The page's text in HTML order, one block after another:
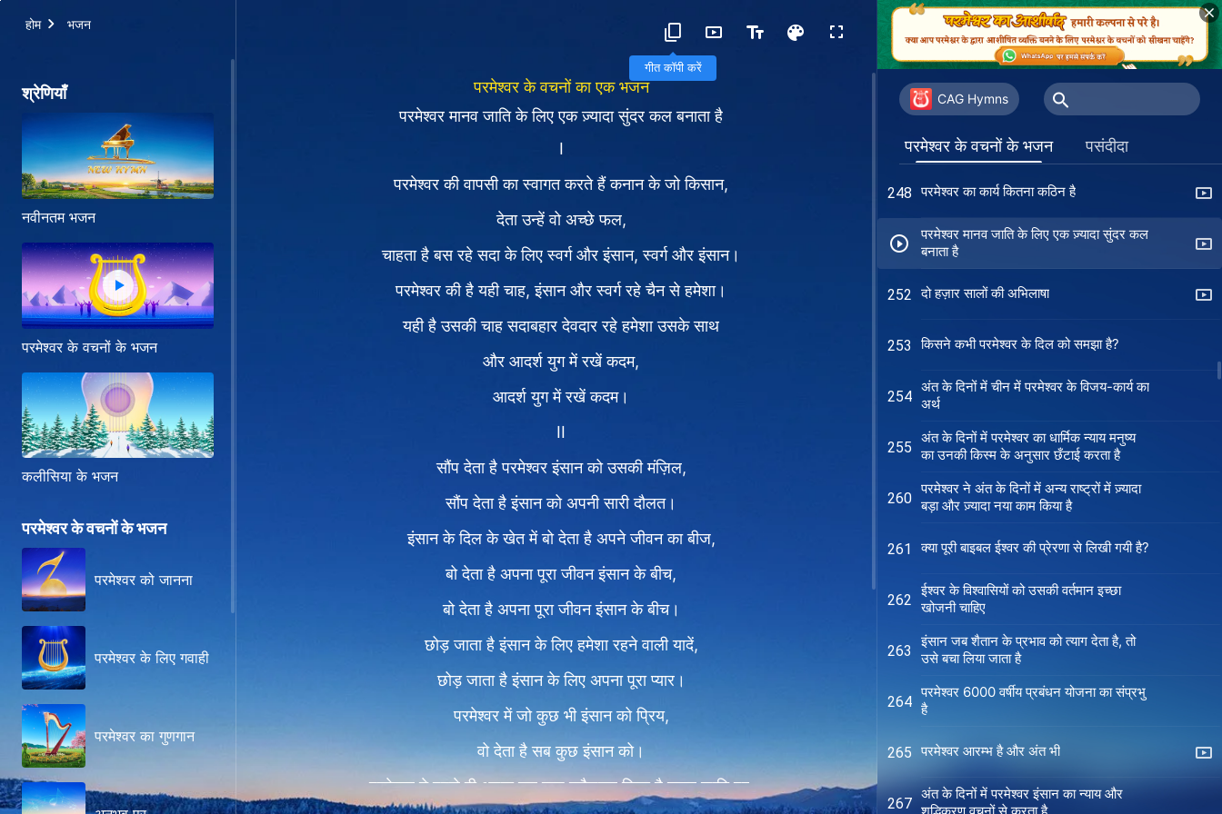
होम भजन
गीत कॉपी करें
श्रेणियाँ
नवीनतम भजन
परमेश्वर के वचनों के भजन
कलीसिया के भजन
परमेश्वर के वचनों के भजन
परमेश्वर को जानना
परमेश्वर के लिए गवाही
परमेश्वर का गुणगान
परमेश्वर के वचनों का एक भजन
परमेश्वर मानव जाति के लिए एक ज़्यादा सुंदर कल बनाता है
I
परमेश्वर की वापसी का स्वागत करते हैं कनान के जो किसान,
देता उन्हें वो अच्छे फल,
चाहता है बस रहे सदा के लिए स्वर्ग और इंसान, स्वर्ग और इंसान।
परमेश्वर की है यही चाह, इंसान और स्वर्ग रहे चैन से हमेशा।
यही है उसकी चाह सदाबहार देवदार रहे हमेशा उसके साथ
और आदर्श युग में रखें कदम,
आदर्श युग में रखें कदम।
II
सौंप देता है परमेश्वर इंसान को उसकी मंज़िल,
सौंप देता है इंसान को अपनी सारी दौलत।
इंसान के दिल के खेत में बो देता है अपने जीवन का बीज,
बो देता है अपना पूरा जीवन इंसान के बीच,
बो देता है अपना पूरा जीवन इंसान के बीच।
छोड़ जाता है इंसान के लिए हमेशा रहने वाली यादें,
छोड़ जाता है इंसान के लिए अपना पूरा प्यार।
परमेश्वर में जो कुछ भी इंसान को प्रिय,
वो देता है सब कुछ इंसान को।
परमेश्वर ने पहले ही अपना सब कुछ न्यौछावर किया है मानव जाति पर,
CAG Hymns
परमेश्वर के वचनों के भजन पसंदीदा
243
लोगों के इस समूह को पूरा करने का संकल्प लिया
है परमेश्वर ने
245 ईश्वर से प्रेम करने वालों का आदर्श-वाक्य
246 परमेश्वर की एकमात्र ख़्वाहिश धरती पर
248 परमेश्वर का कार्य कितना कठिन है
परमेश्वर मानव जाति के लिए एक ज़्यादा सुंदर कल
बनाता है
252 दो हज़ार सालों की अभिलाषा
253 किसने कभी परमेश्वर के दिल को समझा है?
254
अंत के दिनों में चीन में परमेश्वर के विजय-कार्य का
अर्थ
255
अंत के दिनों में परमेश्वर का धार्मिक न्याय मनुष्य
का उनकी किस्म के अनुसार छँटाई करता है
260
परमेश्वर ने अंत के दिनों में अन्य राष्ट्रों में ज़्यादा
बड़ा और ज़्यादा नया काम किया है
261 क्या पूरी बाइबल ईश्वर की प्रेरणा से लिखी गयी है?
262
ईश्वर के विश्वासियों को उसकी वर्तमान इच्छा
खोजनी चाहिए
263
इंसान जब शैतान के प्रभाव को त्याग देता है, तो
उसे बचा लिया जाता है
264
परमेश्वर 6000 वर्षीय प्रबंधन योजना का संप्रभु
है
265 परमेश्वर आरम्भ है और अंत भी
267
अंत के दिनों में परमेश्वर इंसान का न्याय और